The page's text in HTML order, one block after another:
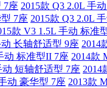
7座 2015款 Q3 2.0L 手
7座 2015款 Q3 2.0L
款 V3 1.5L 手动 标准
长轴舒适型 9座 2014
动 标准型II 7座 2014款
动 短轴舒适型 7座 2014
动 豪华型 7座 2013款